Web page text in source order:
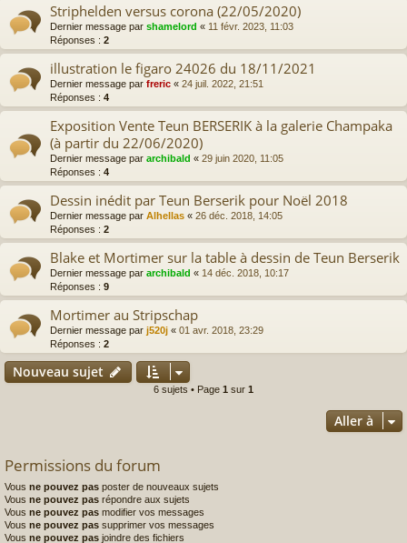
Striphelden versus corona (22/05/2020)
Dernier message par shamelord « 11 févr. 2023, 11:03
Réponses : 2
illustration le figaro 24026 du 18/11/2021
Dernier message par freric « 24 juil. 2022, 21:51
Réponses : 4
Exposition Vente Teun BERSERIK à la galerie Champaka
(à partir du 22/06/2020)
Dernier message par archibald « 29 juin 2020, 11:05
Réponses : 4
Dessin inédit par Teun Berserik pour Noël 2018
Dernier message par Alhellas « 26 déc. 2018, 14:05
Réponses : 2
Blake et Mortimer sur la table à dessin de Teun Berserik
Dernier message par archibald « 14 déc. 2018, 10:17
Réponses : 9
Mortimer au Stripschap
Dernier message par j520j « 01 avr. 2018, 23:29
Réponses : 2
Nouveau sujet
6 sujets • Page 1 sur 1
Aller à
Permissions du forum
Vous ne pouvez pas poster de nouveaux sujets
Vous ne pouvez pas répondre aux sujets
Vous ne pouvez pas modifier vos messages
Vous ne pouvez pas supprimer vos messages
Vous ne pouvez pas joindre des fichiers